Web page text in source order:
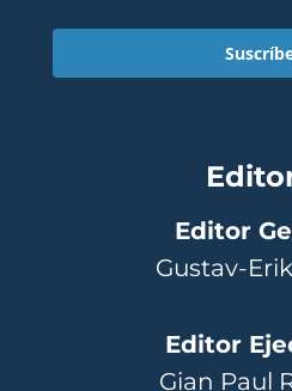
Editor
Gustav-
Editor
Gian Paul